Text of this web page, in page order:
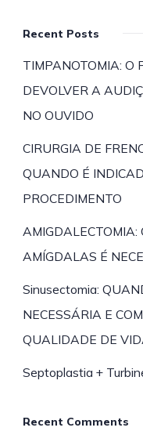
Recent Posts
TIMPANOTOMIA: O
DEVOLVER A
NO OUVIDO
CIRURGIA DE
QUANDO É
PROCEDIMENTO
AMÍGDALAS É
Sinusectomia:
NECESSÁRIA E
QUALIDADE DE
Septoplastia +
Recent Comments